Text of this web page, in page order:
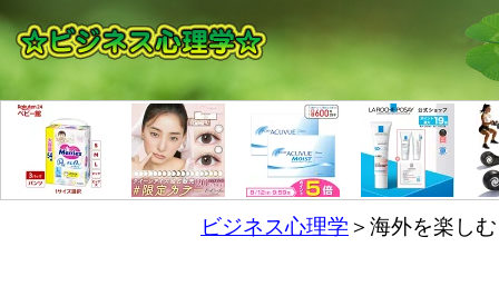
ビジネス心理学 ＞海外を楽し